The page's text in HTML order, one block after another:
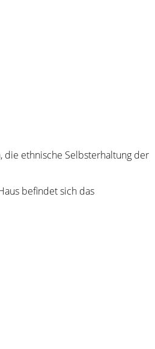
die ethnische Selbsterhaltung der
befindet sich das